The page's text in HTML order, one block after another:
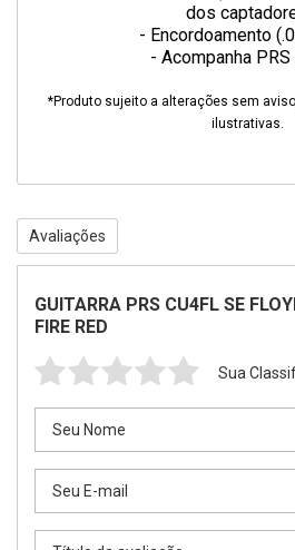
dos
- Encordoamento
- Acompanha PRS
*Produto sujeito a alterações sem
ilustrativas.
Avaliações
GUITARRA PRS CU4FL SE
FIRE RED
Sua